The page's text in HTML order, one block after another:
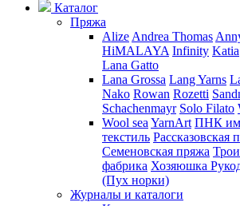
Каталог
Пряжа
Alize Andrea Thomas
HiMALAYA Infinity Katia
Lana Gatto
Lana Grossa Lang Yarns
Nako Rowan Rozetti
Schachenmayr Solo Filato
Wool sea YarnArt ПНК
текстиль Рассказовская
Семеновская пряжа
фабрика Хозяюшка
(Пух норки)
Журналы и каталоги